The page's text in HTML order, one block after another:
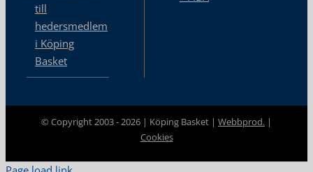
till
hedersmedlem
i Köping
Basket
© Copyright 2003 -2026 | Köping Basket | Webbprod. |
Cookies